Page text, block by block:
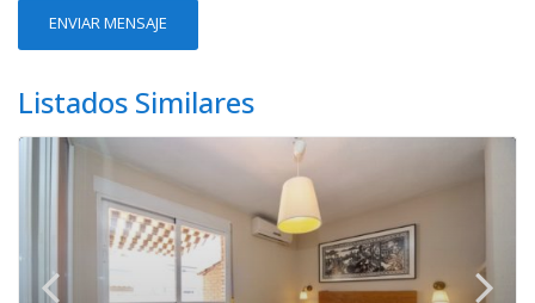
Listados Similares